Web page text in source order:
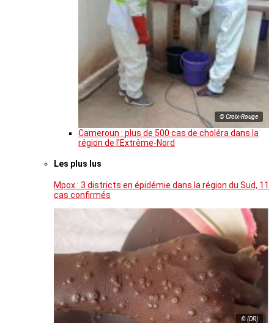
© Croix-Rouge
Cameroun : plus de 500 cas de choléra dans la
région de l’Extrême-Nord
Les plus lus
Mpox : 3 districts en épidémie dans la région du Sud, 11
cas confirmés
© (DR)